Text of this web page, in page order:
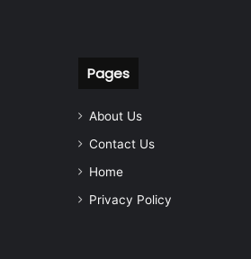
Pages
About Us
Contact Us
Home
Privacy Policy